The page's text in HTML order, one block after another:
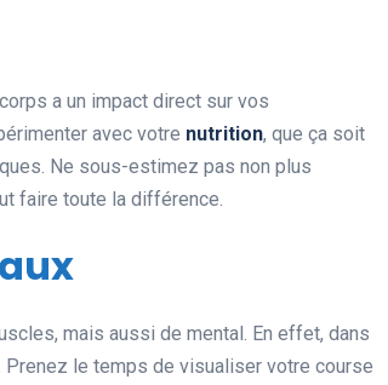
a un impact direct sur vos
avec votre nutrition, que ça soit
Ne sous-estimez pas non plus
faire toute la différence.
mais aussi de mental. En effet, dans
le temps de visualiser votre course